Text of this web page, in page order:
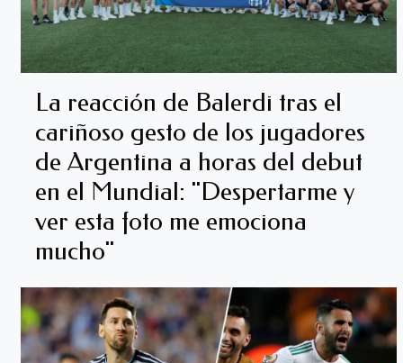
La reacción de Balerdi tras el
cariñoso gesto de los jugadores
de Argentina a horas del debut
en el Mundial: "Despertarme y
ver esta foto me emociona
mucho"